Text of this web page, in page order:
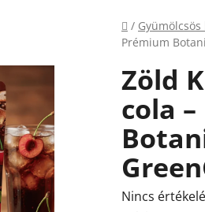
Kezdőlap
/
Prémium
Zöld
cola
A
Nincs